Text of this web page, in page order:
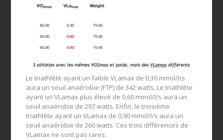
Le triathlète ayant un faible VLamax de 0,30 mmol/l/s
aura un seuil anaérobie (FTP) de 342 watts. Le triathlète
ayant un VLamax plus élevé de 0,60 mmol/l/s aura un
seuil anaérobie de 297 watts. Enfin, le troisième
triathlète ayant un VLamax de 0,90 mmol/l/s aura un
seuil anaérobie de 260 watts. Ces trois différences de
VLamax ne sont pas rares.